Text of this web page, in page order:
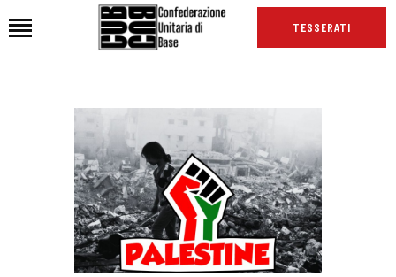
TESSERATI
CHI SIAMO
SEDI
NEWS
PODCAST CUB
TG CUB